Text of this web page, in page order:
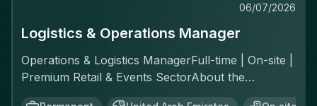
06/07/2026
Logistics & Operations Manager
Operations & Logistics ManagerFull-time | On-site |
Premium Retail & Events SectorAbout the
RoleYou'll own the complete logistics chain for a